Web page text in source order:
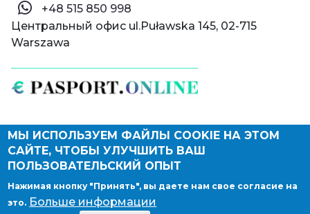
© Паспорт Онлайн 2019—2026
Политика конфиденциальности
Оферта и конфиденциальность:РФ
Правовые документы
Депонирование логотипа компании
‪+48 515 850 998‬
Центральный офис ul.Puławska 145, 02-715
Warszawa
МЫ ИСПОЛЬЗУЕМ ФАЙЛЫ COOKIE НА ЭТОМ
САЙТЕ, ЧТОБЫ УЛУЧШИТЬ ВАШ
ПОЛЬЗОВАТЕЛЬСКИЙ ОПЫТ
Нажимая кнопку "Принять", вы даете нам свое согласие на
это. Больше информации